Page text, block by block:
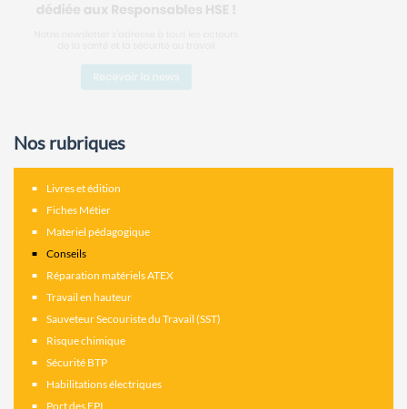
Nos rubriques
Livres et édition
Fiches Métier
Materiel pédagogique
Conseils
Réparation matériels ATEX
Travail en hauteur
Sauveteur Secouriste du Travail (SST)
Risque chimique
Sécurité BTP
Habilitations électriques
Port des EPI